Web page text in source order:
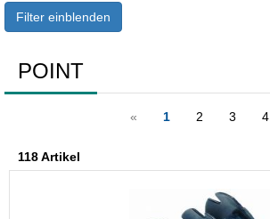
Filter einblenden
POINT
« 1 2 3 4
118 Artikel